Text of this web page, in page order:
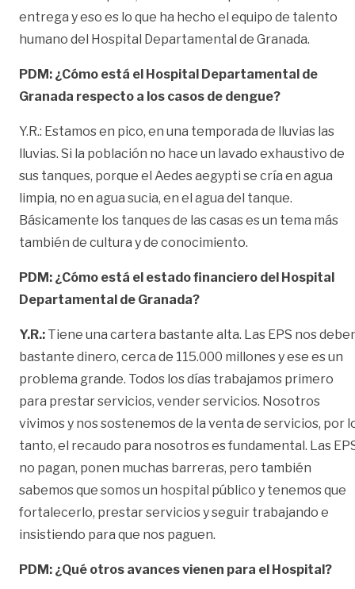
entrega y eso es lo que ha hecho el equipo de talento
humano del Hospital Departamental de Granada.
PDM: ¿Cómo está el Hospital Departamental de
Granada respecto a los casos de dengue?
Y.R.: Estamos en pico, en una temporada de lluvias las
lluvias. Si la población no hace un lavado exhaustivo de
sus tanques, porque el Aedes aegypti se cría en agua
limpia, no en agua sucia, en el agua del tanque.
Básicamente los tanques de las casas es un tema más
también de cultura y de conocimiento.
PDM: ¿Cómo está el estado financiero del Hospital
Departamental de Granada?
Y.R.: Tiene una cartera bastante alta. Las EPS nos
bastante dinero, cerca de 115.000 millones y ese es un
problema grande. Todos los días trabajamos primero
para prestar servicios, vender servicios. Nosotros
vivimos y nos sostenemos de la venta de servicios, por
tanto, el recaudo para nosotros es fundamental. Las
no pagan, ponen muchas barreras, pero también
sabemos que somos un hospital público y tenemos que
fortalecerlo, prestar servicios y seguir trabajando e
insistiendo para que nos paguen.
PDM: ¿Qué otros avances vienen para el Hospital?